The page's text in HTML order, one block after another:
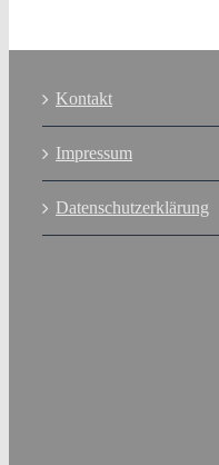
Kontakt
Impressum
Datenschutzerklärung